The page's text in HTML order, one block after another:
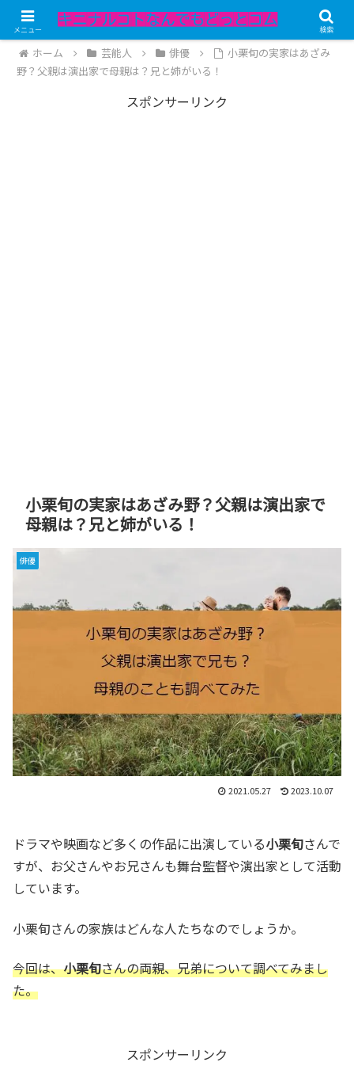
記事内にPRが含まれています。
ホーム 芸能人 俳優
小栗旬の実家はあざみ
野？父親は演出家で母親は？兄と姉がいる！
スポンサーリンク
小栗旬の実家はあざみ野？父親は演出家で
母親は？兄と姉がいる！
俳優
2021.05.27 2023.10.07
ドラマや映画など多くの作品に出演している小栗旬さんで
すが、お父さんやお兄さんも舞台監督や演出家として活動
しています。
小栗旬さんの家族はどんな人たちなのでしょうか。
今回は、小栗旬さんの両親、兄弟について調べてみまし
た。
スポンサーリンク
メニュー 検索